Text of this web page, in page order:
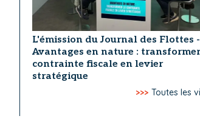
L'émission du Journal des Flottes -
Avantages en nature :
contrainte fiscale en levier
stratégique
>>> Toutes les